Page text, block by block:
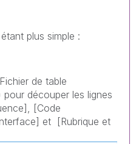
plus simple :
de table
découper les lignes
[Code
et [Rubrique et